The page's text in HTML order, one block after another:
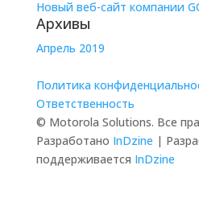
Новый веб-сайт компании
Архивы
Апрель 2019
Политика
Ответственность
© Motorola Solutions. Все
Разработано InDzine |
поддерживается InDzine